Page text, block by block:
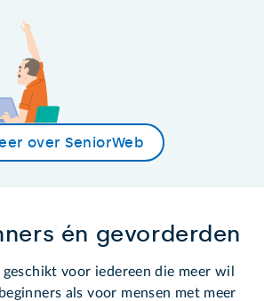
over SeniorWeb
én gevorderden
voor iedereen die meer wil
als voor mensen met meer